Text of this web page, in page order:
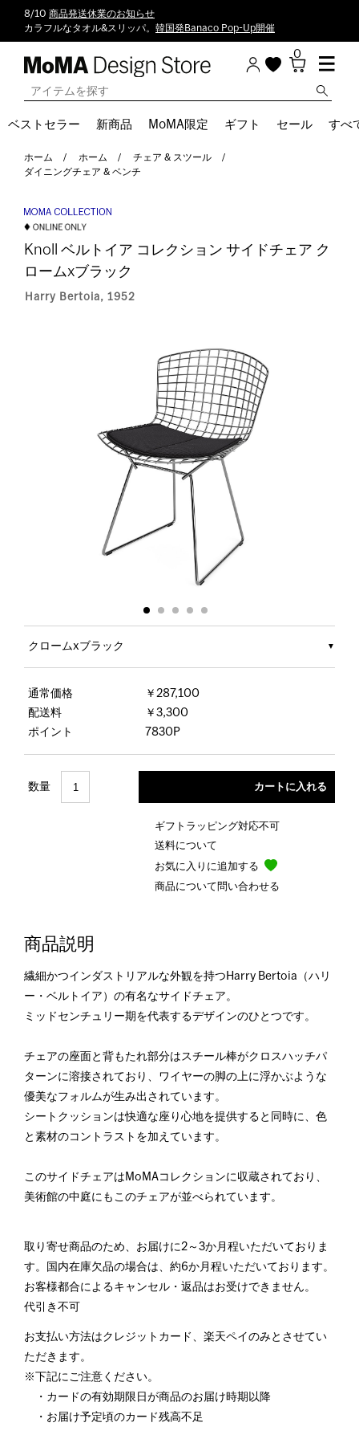
8/10 商品発送休業のお知らせ
カラフルなタオル&スリッパ。 韓国発Banaco Pop-Up開催
0
ベストセラー 新商品 MoMA限定 ギフト セール すべ
ホーム ホーム
チェア & スツール
ダイニングチェア & ベンチ
Knoll ベルトイア コレクション サイドチェア ク
ロームxブラック
Harry Bertoia, 1952
クロームxブラック
通常価格
￥287,100
配送料
￥3,300
ポイント
7830P
数量
ギフトラッピング対応不可
送料について
お気に入りに追加する
商品について問い合わせる
商品説明
繊細かつインダストリアルな外観を持つHarry Bertoia（ハリ
ー・ベルトイア）の有名なサイドチェア。
ミッドセンチュリー期を代表するデザインのひとつです。
チェアの座面と背もたれ部分はスチール棒がクロスハッチパ
ターンに溶接されており、ワイヤーの脚の上に浮かぶような
優美なフォルムが生み出されています。
シートクッションは快適な座り心地を提供すると同時に、色
と素材のコントラストを加えています。
このサイドチェアはMoMAコレクションに収蔵されており、
美術館の中庭にもこのチェアが並べられています。
取り寄せ商品のため、お届けに2～3か月程いただいておりま
す。国内在庫欠品の場合は、約6か月程いただいております。
お客様都合によるキャンセル・返品はお受けできません。
代引き不可
お支払い方法はクレジットカード、楽天ペイのみとさせてい
ただきます。
※下記にご注意ください。
・カードの有効期限日が商品のお届け時期以降
・お届け予定頃のカード残高不足